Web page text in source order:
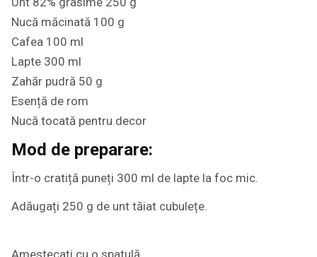
Nucă măcinată 100 g
Cafea 100 ml
Lapte 300 ml
Zahăr pudră 50 g
Esență de rom
Nucă tocată pentru decor
Mod de preparare:
Într-o cratiță puneți 300 ml de lapte la foc mic.
Adăugați 250 g de unt tăiat cubulețe.
Amestecați cu o spatulă.